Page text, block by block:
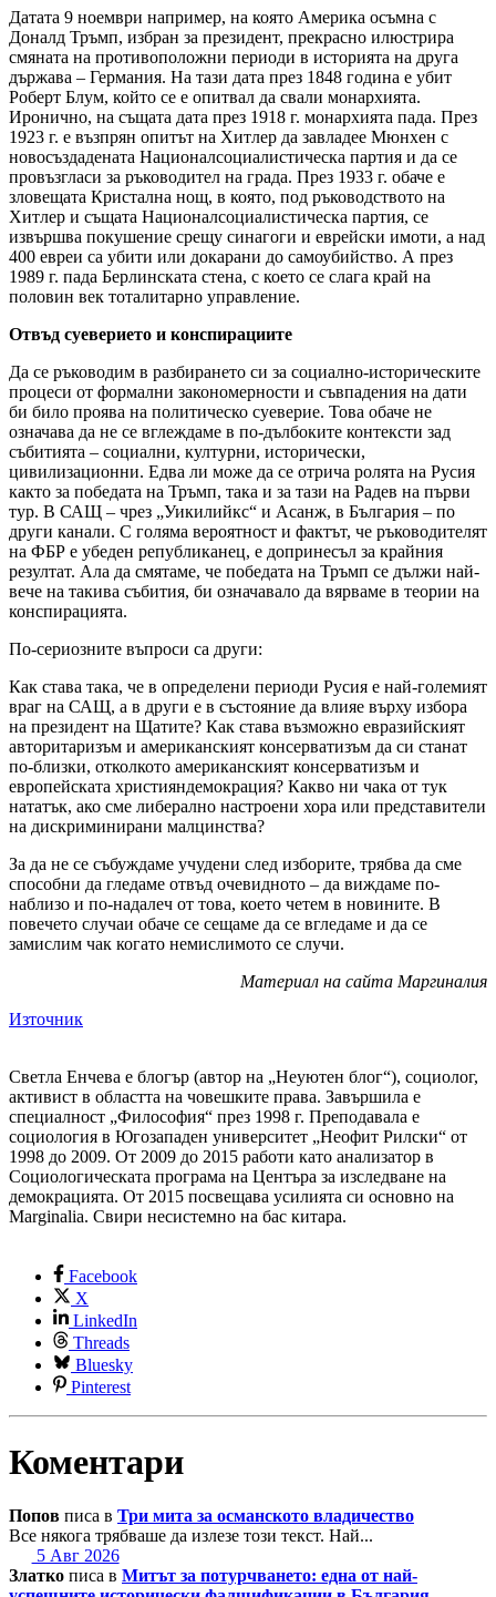
Датата 9 ноември например, на която Америка осъмна с
Доналд Тръмп, избран за президент, прекрасно илюстрира
смяната на противоположни периоди в историята на друга
държава – Германия. На тази дата през 1848 година е убит
Роберт Блум, който се е опитвал да свали монархията.
Иронично, на същата дата през 1918 г. монархията пада. През
1923 г. е възпрян опитът на Хитлер да завладее Мюнхен с
новосъздадената Националсоциалистическа партия и да се
провъзгласи за ръководител на града. През 1933 г. обаче е
зловещата Кристална нощ, в която, под ръководството на
Хитлер и същата Националсоциалистическа партия, се
извършва покушение срещу синагоги и еврейски имоти, а над
400 евреи са убити или докарани до самоубийство. А през
1989 г. пада Берлинската стена, с което се слага край на
половин век тоталитарно управление.
Отвъд суеверието и конспирациите
Да се ръководим в разбирането си за социално-историческите
процеси от формални закономерности и съвпадения на дати
би било проява на политическо суеверие. Това обаче не
означава да не се вглеждаме в по-дълбоките контексти зад
събитията – социални, културни, исторически,
цивилизационни. Едва ли може да се отрича ролята на Русия
както за победата на Тръмп, така и за тази на Радев на първи
тур. В САЩ – чрез „Уикилийкс“ и Асанж, в България – по
други канали. С голяма вероятност и фактът, че ръководителят
на ФБР е убеден републиканец, е допринесъл за крайния
резултат. Ала да смятаме, че победата на Тръмп се дължи най-
вече на такива събития, би означавало да вярваме в теории на
конспирацията.
По-сериозните въпроси са други:
Как става така, че в определени периоди Русия е най-големият
враг на САЩ, а в други е в състояние да влияе върху избора
на президент на Щатите? Как става възможно евразийският
авторитаризъм и американският консерватизъм да си станат
по-близки, отколкото американският консерватизъм и
европейската християндемокрация? Какво ни чака от тук
нататък, ако сме либерално настроени хора или представители
на дискриминирани малцинства?
За да не се събуждаме учудени след изборите, трябва да сме
способни да гледаме отвъд очевидното – да виждаме по-
наблизо и по-надалеч от това, което четем в новините. В
повечето случаи обаче се сещаме да се вгледаме и да се
замислим чак когато немислимото се случи.
Материал на сайта Маргиналия
Източник
Светла Енчева е блогър (автор на „Неуютен блог“), социолог,
активист в областта на човешките права. Завършила е
специалност „Философия“ през 1998 г. Преподавала е
социология в Югозападен университет „Неофит Рилски“ от
1998 до 2009. От 2009 до 2015 работи като анализатор в
Социологическата програма на Центъра за изследване на
демокрацията. От 2015 посвещава усилията си основно на
Marginalia. Свири несистемно на бас китара.
Facebook
X
LinkedIn
Threads
Bluesky
Pinterest
Коментари
Попов писа в Три мита за османското владичество
Все някога трябваше да излезе този текст. Най...
5 Авг 2026
Златко писа в Митът за потурчването: една от най-